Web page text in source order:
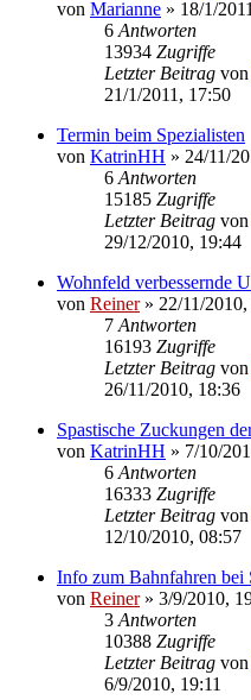
von Marianne » 18/1/
6 Antworten
13934 Zugriffe
Letzter Beitrag von
21/1/2011, 17:50
Termin beim Spezialisten
von KatrinHH » 24/11/
6 Antworten
15185 Zugriffe
Letzter Beitrag von
29/12/2010, 19:44
Wohnfeld verbessernde
von Reiner» 22/11/2010,
7 Antworten
16193 Zugriffe
Letzter Beitrag von
26/11/2010, 18:36
Spastische Zuckungen
von KatrinHH » 7/10/
6 Antworten
16333 Zugriffe
Letzter Beitrag von
12/10/2010, 08:57
Info zum Bahnfahren bei
von Reiner» 3/9/2010,
3 Antworten
10388 Zugriffe
Letzter Beitrag von
6/9/2010, 19:11